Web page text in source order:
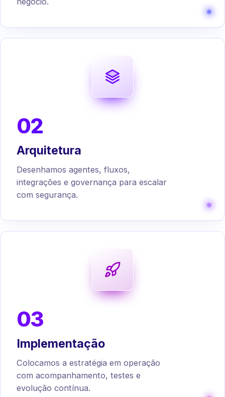
02
Arquitetura
Desenhamos agentes, fluxos,
integrações e governança para escalar
com segurança.
03
Implementação
Colocamos a estratégia em operação
com acompanhamento, testes e
evolução contínua.